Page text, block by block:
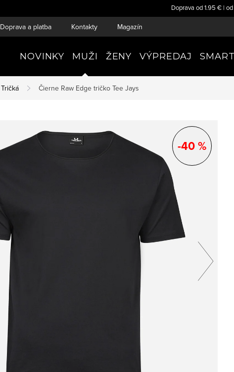
Doprava od 1.95 € |
Doprava a platba Kontakty Magazín
NOVINKY MUŽI ŽENY VÝPREDAJ
Tričká Čierne Raw Edge tričko Tee Jays
-40 %